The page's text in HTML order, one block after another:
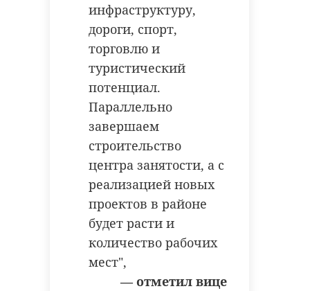
инфраструктуру,
дороги, спорт,
торговлю и
туристический
потенциал.
Параллельно
завершаем
строительство
центра занятости, а с
реализацией новых
проектов в районе
будет расти и
количество рабочих
мест",
— отметил вице